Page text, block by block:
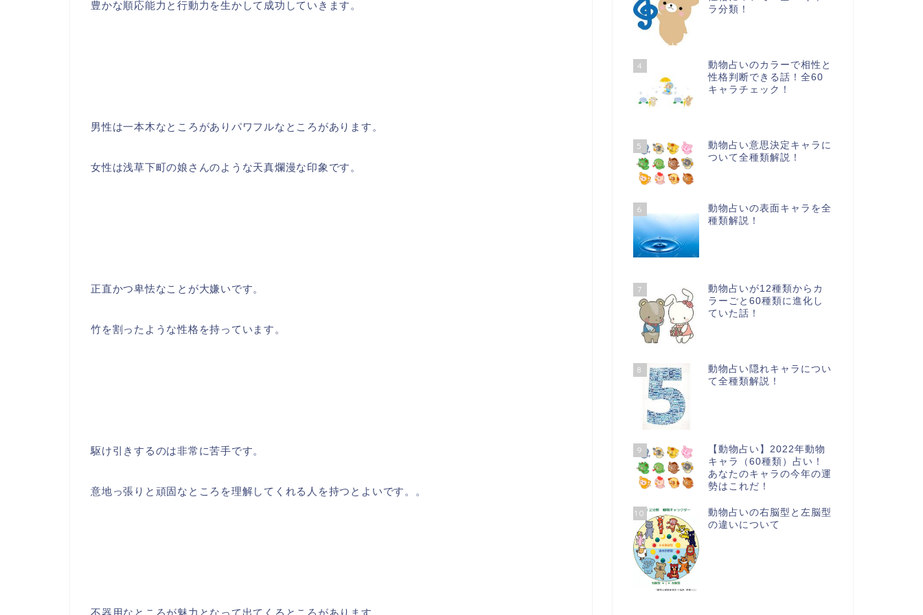
豊かな順応能力と行動力を生かして成功していきます。
男性は一本木なところがありパワフルなところがあります。
女性は浅草下町の娘さんのような天真爛漫な印象です。
正直かつ卑怯なことが大嫌いです。
竹を割ったような性格を持っています。
駆け引きするのは非常に苦手です。
意地っ張りと頑固なところを理解してくれる人を持つとよいです。。
ラ分類！
4
動物占いのカラーで相性と
性格判断できる話！全60
キャラチェック！
5
動物占い意思決定キャラに
ついて全種類解説！
6
動物占いの表面キャラを全
種類解説！
7
動物占いが12種類からカ
ラーごと60種類に進化し
ていた話！
8
動物占い隠れキャラについ
て全種類解説！
9
【動物占い】2022年動物
キャラ（60種類）占い！
あなたのキャラの今年の運
勢はこれだ！
10
動物占いの右脳型と左脳型
の違いについて